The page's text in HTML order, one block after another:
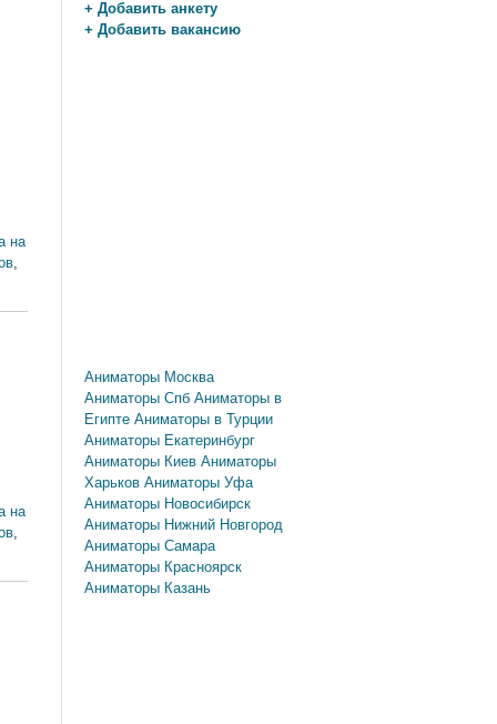
на
,
на
,
+ Добавить анкету
+ Добавить вакансию
Аниматоры Москва
Аниматоры Спб Аниматоры в
Египте Аниматоры в Турции
Аниматоры Екатеринбург
Аниматоры Киев Аниматоры
Харьков Аниматоры Уфа
Аниматоры Новосибирск
Аниматоры Нижний Новгород
Аниматоры Самара
Аниматоры Красноярск
Аниматоры Казань